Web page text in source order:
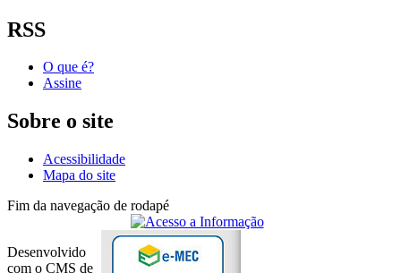
RSS
O que é?
Assine
Sobre o site
Acessibilidade
Mapa do site
Fim da navegação de rodapé
Desenvolvido
com o CMS de